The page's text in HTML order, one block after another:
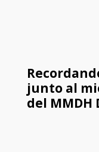
junto al
del MMDH